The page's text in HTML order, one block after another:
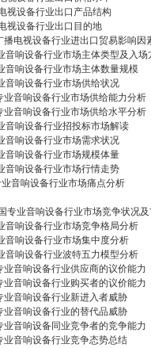
视设备行业出口产品结构
视设备行业出口目的地
播电视设备行业进出口贸易影响因
音响设备行业市场主体类型及入场
音响设备行业市场主体数量规模
音响设备行业市场供给状况
业音响设备行业市场供给能力分析
业音响设备行业市场供给水平分析
音响设备行业招投标市场解读
音响设备行业市场需求状况
音响设备行业市场规模体量
音响设备行业市场行情走势
音响设备行业市场痛点分析
专业音响设备行业市场竞争状况
音响设备行业市场竞争格局分析
音响设备行业市场集中度分析
音响设备行业波特五力模型分析
业音响设备行业供应商的议价能力
业音响设备行业购买者的议价能力
业音响设备行业新进入者威胁
业音响设备行业的替代品威胁
业音响设备同业竞争者的竞争能力
业音响设备行业竞争态势总结